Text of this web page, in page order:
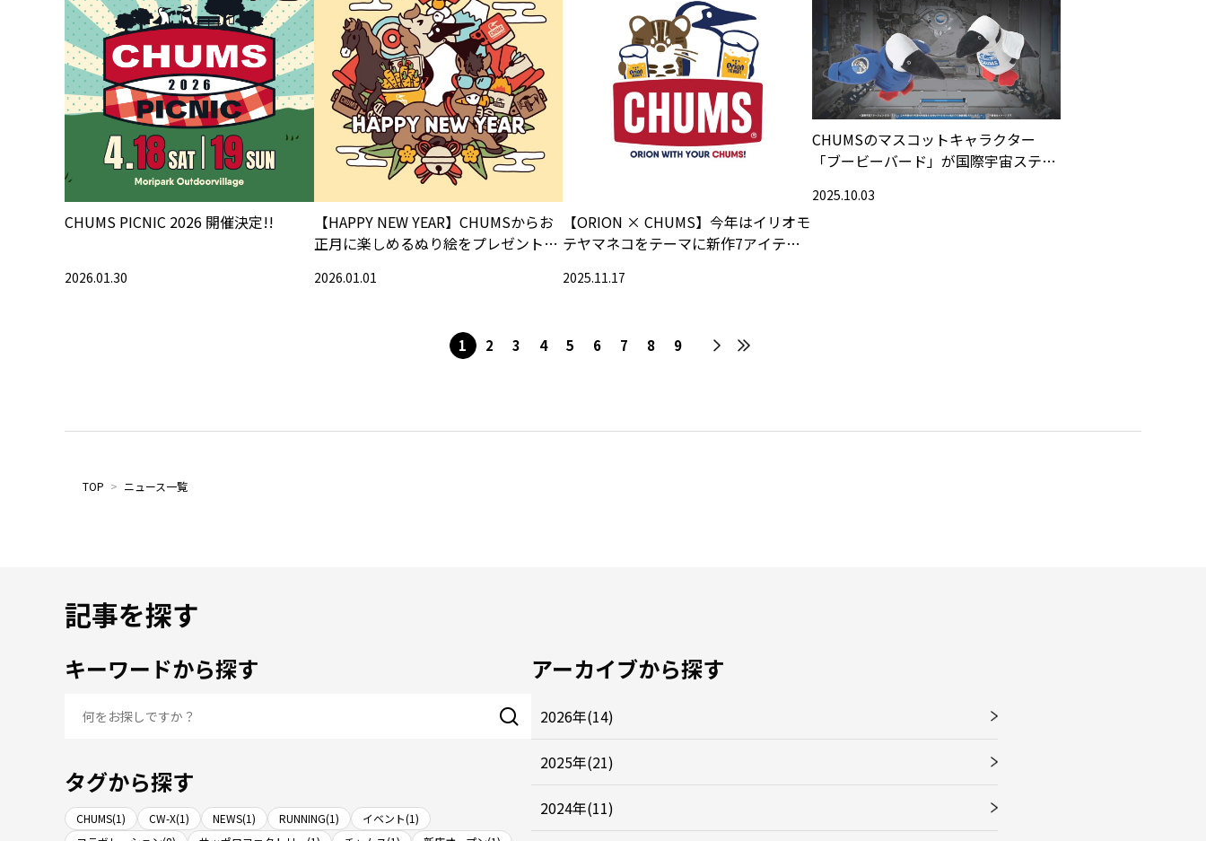
CHUMS PICNIC 2026 開催決定!!
2026.01.30
【HAPPY NEW YEAR】CHUMSからお
正月に楽しめるぬり絵をプレゼント!!
2026.01.01
【ORION × CHUMS】今年はイリオモ
テヤマネコをテーマに新作7アイテム
2025.11.17
CHUMSのマスコットキャラクター
「ブービーバード」が国際宇宙ステー
2025.10.03
1 2 3 4 5 6 7 8 9
TOP > ニュース一覧
記事を探す
キーワードから探す
タグから探す
CHUMS(1) CW-X(1) NEWS(1) RUNNING(1)
イベント(1)
アーカイブから探す
2026年(14)
2025年(21)
2024年(11)